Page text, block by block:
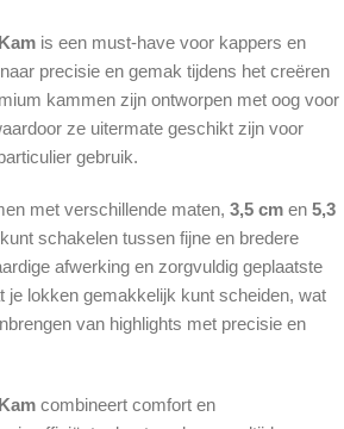
is een must-have voor kappers en
precisie en gemak tijdens het creëren
kammen zijn ontworpen met oog voor
ze uitermate geschikt zijn voor
gebruik.
met verschillende maten, 3,5 cm en 5,3
schakelen tussen fijne en bredere
afwerking en zorgvuldig geplaatste
je lokken gemakkelijk kunt scheiden, wat
van highlights met precisie en
combineert comfort en